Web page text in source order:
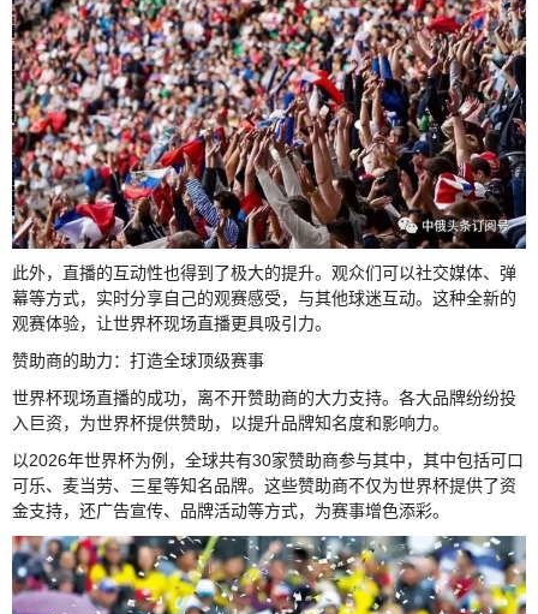
此外，直播的互动性也得到了极大的提升。观众们可以社交媒体、弹
幕等方式，实时分享自己的观赛感受，与其他球迷互动。这种全新的
观赛体验，让世界杯现场直播更具吸引力。
赞助商的助力：打造全球顶级赛事
世界杯现场直播的成功，离不开赞助商的大力支持。各大品牌纷纷投
入巨资，为世界杯提供赞助，以提升品牌知名度和影响力。
以2026年世界杯为例，全球共有30家赞助商参与其中，其中包括可口
可乐、麦当劳、三星等知名品牌。这些赞助商不仅为世界杯提供了资
金支持，还广告宣传、品牌活动等方式，为赛事增色添彩。